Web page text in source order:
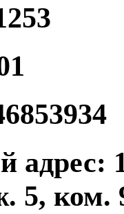
адрес:
5, ком.